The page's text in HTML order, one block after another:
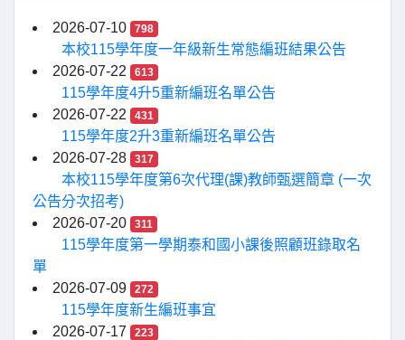
2026-07-10 798
本校115學年度一年級新生常態編班結果公告
2026-07-22
613
115學年度4升5重新編班名單公告
2026-07-22
431
115學年度2升3重新編班名單公告
2026-07-28
317
本校115學年度第6次代理(課)教師甄選簡章 (一次
公告分次招考)
2026-07-20
311
115學年度第一學期泰和國小課後照顧班錄取名
單
2026-07-09
272
115學年度新生編班事宜
2026-07-17
223